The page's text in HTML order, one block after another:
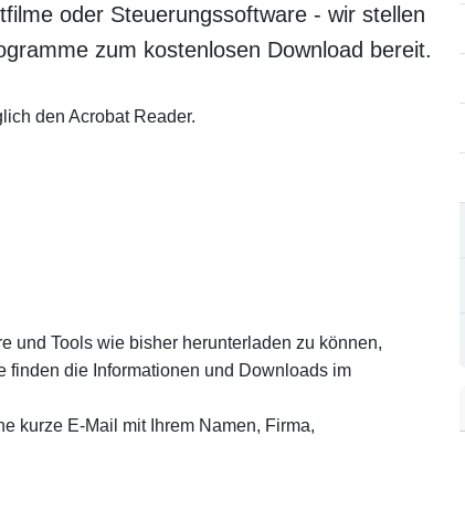
oder Steuerungssoftware - wir stellen
zum kostenlosen Download bereit.
den Acrobat Reader.
und Tools wie bisher herunterladen zu können,
finden die Informationen und Downloads im
kurze E-Mail mit Ihrem Namen, Firma,